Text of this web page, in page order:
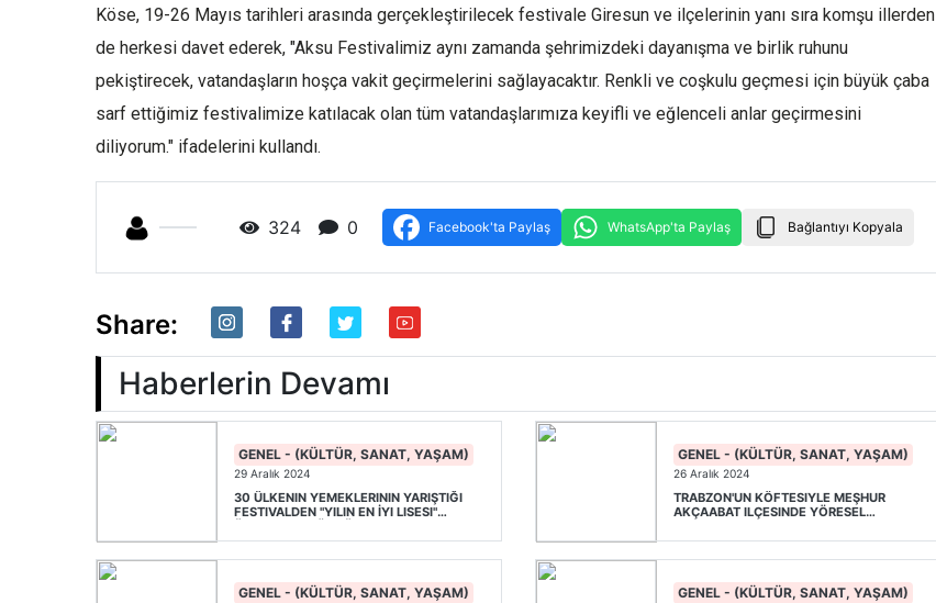
Köse, 19-26 Mayıs tarihleri arasında gerçekleştirilecek festivale Giresun ve ilçelerinin yanı sıra komşu illerden
de herkesi davet ederek, "Aksu Festivalimiz aynı zamanda şehrimizdeki dayanışma ve birlik ruhunu
pekiştirecek, vatandaşların hoşça vakit geçirmelerini sağlayacaktır. Renkli ve coşkulu geçmesi için büyük çaba
sarf ettiğimiz festivalimize katılacak olan tüm vatandaşlarımıza keyifli ve eğlenceli anlar geçirmesini
diliyorum." ifadelerini kullandı.
324 0 Facebook'ta Paylaş WhatsApp'ta Paylaş Bağlantıyı Kopyala
Share:
Haberlerin Devamı
GENEL - (KÜLTÜR, SANAT, YAŞAM)
29 Aralık 2024
30 ÜLKENIN YEMEKLERININ YARIŞTIĞI
FESTIVALDEN "YILIN EN İYI LISESI"
GENEL - (KÜLTÜR, SANAT, YAŞAM)
GENEL - (KÜLTÜR, SANAT, YAŞAM)
26 Aralık 2024
TRABZON'UN KÖFTESIYLE MEŞHUR
AKÇAABAT ILÇESINDE YÖRESEL
GENEL - (KÜLTÜR, SANAT, YAŞAM)